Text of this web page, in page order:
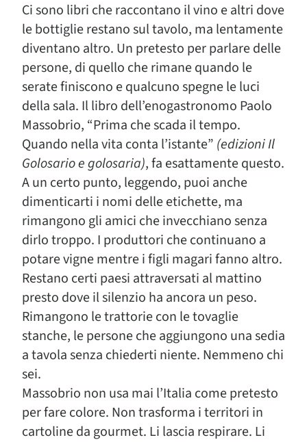
Ci sono libri che raccontano il vino e altri dove
le bottiglie restano sul tavolo, ma lentamente
diventano altro. Un pretesto per parlare delle
persone, di quello che rimane quando le
serate finiscono e qualcuno spegne le luci
della sala. Il libro dell’enogastronomo Paolo
Massobrio, “Prima che scada il tempo.
Quando nella vita conta l’istante” (edizioni Il
Golosario e golosaria), fa esattamente questo.
A un certo punto, leggendo, puoi anche
dimenticarti i nomi delle etichette, ma
rimangono gli amici che invecchiano senza
dirlo troppo. I produttori che continuano a
potare vigne mentre i figli magari fanno altro.
Restano certi paesi attraversati al mattino
presto dove il silenzio ha ancora un peso.
Rimangono le trattorie con le tovaglie
stanche, le persone che aggiungono una sedia
a tavola senza chiederti niente. Nemmeno chi
sei.
Massobrio non usa mai l’Italia come pretesto
per fare colore. Non trasforma i territori in
cartoline da gourmet. Li lascia respirare. Li